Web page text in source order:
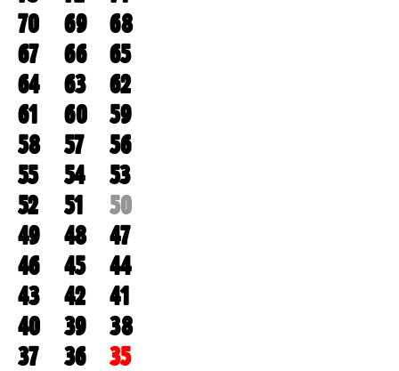
70
69
68
67
66
65
64
63
62
61
60
59
58
57
56
55
54
53
52
51
50
49
48
47
46
45
44
43
42
41
40
39
38
37
36
35